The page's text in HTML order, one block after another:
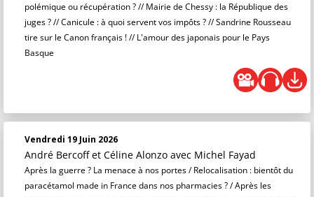
polémique ou récupération ? // Mairie de Chessy : la République des
juges ? // Canicule : à quoi servent vos impôts ? // Sandrine Rousseau
tire sur le Canon français ! // L'amour des japonais pour le Pays
Basque
Vendredi 19 Juin 2026
André Bercoff et Céline Alonzo avec Michel Fayad
Après la guerre ? La menace à nos portes / Relocalisation : bientôt du
paracétamol made in France dans nos pharmacies ? / Après les